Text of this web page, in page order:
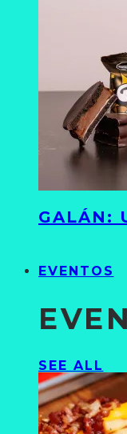
GALÁN:
EVENTOS
SEE ALL